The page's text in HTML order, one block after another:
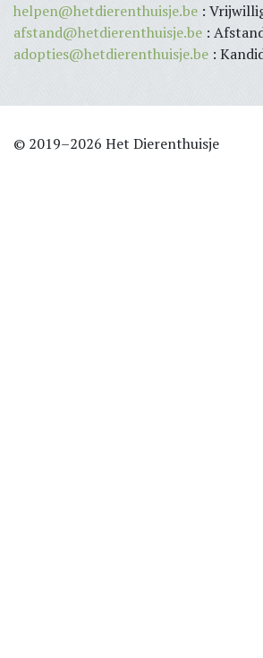
helpen@hetdierenthuisje.be :
afstand@hetdierenthuisje.be :
adopties@hetdierenthuisje.be :
© 2019–2026 Het Dierenthuisje